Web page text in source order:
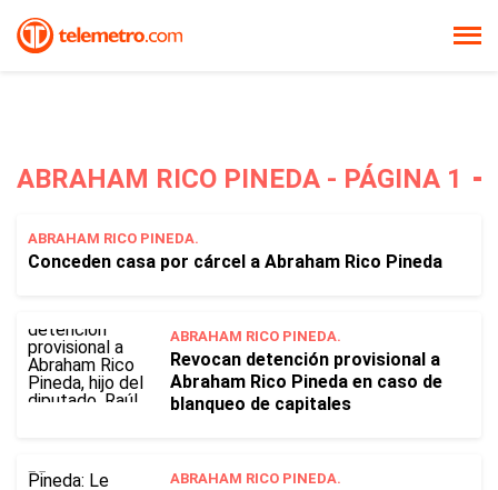
ABRAHAM RICO PINEDA - PÁGINA 1
ABRAHAM RICO PINEDA.
Conceden casa por cárcel a Abraham Rico Pineda
ABRAHAM RICO PINEDA.
Revocan detención provisional a
Abraham Rico Pineda en caso de
blanqueo de capitales
ABRAHAM RICO PINEDA.